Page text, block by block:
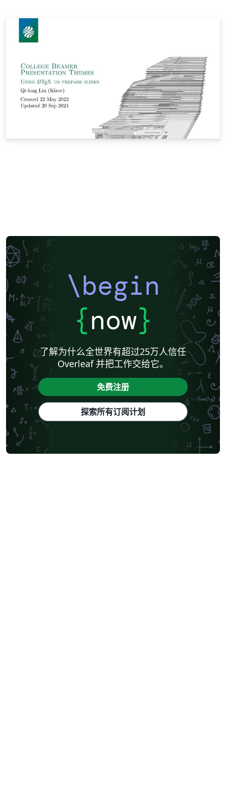
\begin
{now}
了解为什么全世界有超过25万人信任
Overleaf 并把工作交给它。
免费注册
探索所有订阅计划